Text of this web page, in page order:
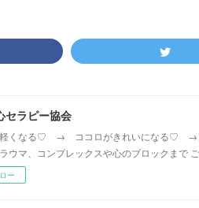
セラピー協会
軽くなる♡ → ココロがきれいになる♡ →
ウマ、コンプレックスや心のブロックまで
ー